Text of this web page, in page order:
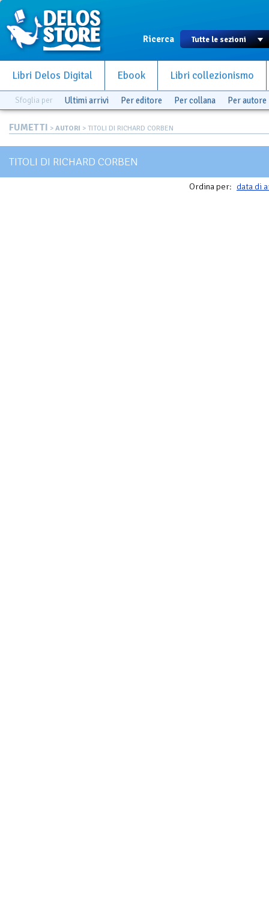
Ricerca
Libri Delos Digital Ebook Libri collezionismo
Sfoglia per Ultimi arrivi Per editore Per collana Per autore
FUMETTI > AUTORI > TITOLI DI RICHARD CORBEN
TITOLI DI RICHARD CORBEN
Ordina per: data di